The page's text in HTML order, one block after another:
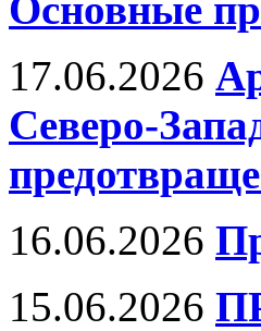
17.06.2026
Северо-
16.06.2026
15.06.2026